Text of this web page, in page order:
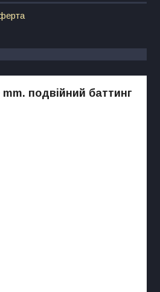
подвійний баттинг